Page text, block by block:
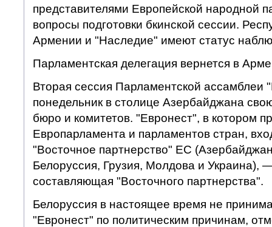
представителями Европейской народной
вопросы подготовки бкинской сессии.
Армении и "Наследие" имеют статус
Парламентская делегация вернется в
Вторая сессия Парламентской ассамблеи
понедельник в столице Азербайджана
бюро и комитетов. "Евронест", в котором
Европарламента и парламентов стран,
"Восточное партнерство" ЕС
Белоруссия, Грузия, Молдова и Украина),
составляющая "Восточного партнерства".
Белоруссия в настоящее время не
"Евронест" по политическим причинам,